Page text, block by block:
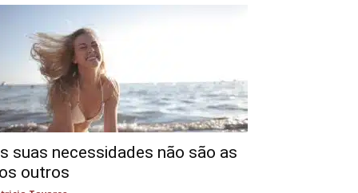
suas necessidades não são as
outros